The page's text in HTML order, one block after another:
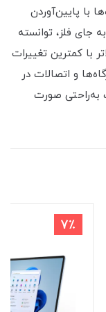
با پایین‌آوردن
جای فلز، توانسته
با کمترین تغییرات
و اتصالات در
به‌راحتی صورت
7٪